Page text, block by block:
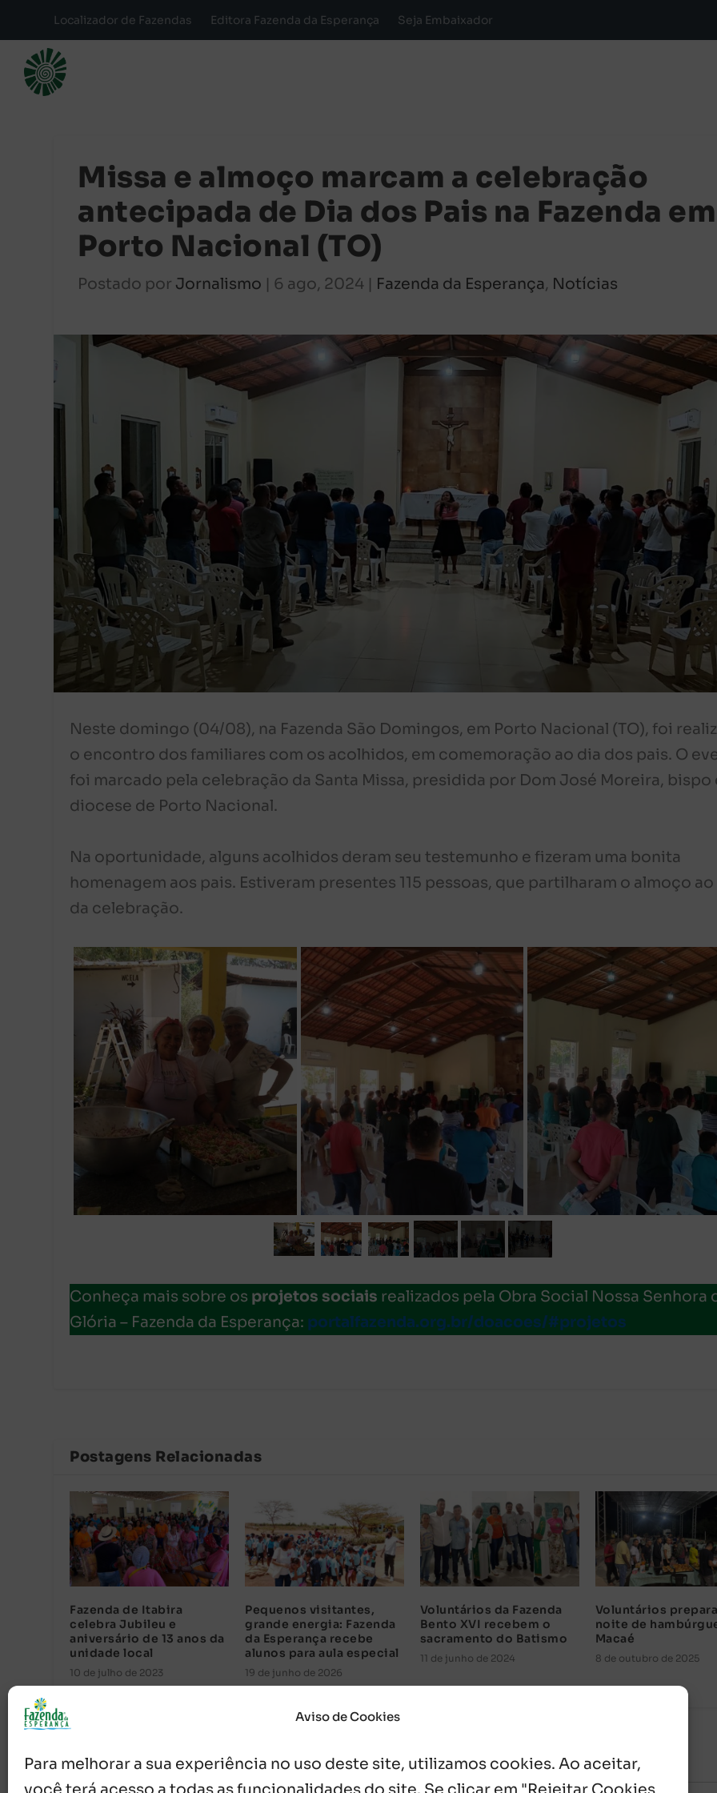
Aviso de Cookies
Para melhorar a sua experiência no uso deste site, utilizamos cookies. Ao aceitar,
Localizador de Fazendas Editora Fazenda da Esperança Seja Embaixador
Missa e almoço marcam a celebração
antecipada de Dia dos Pais na Fazenda em
Porto Nacional (TO)
Postado por Jornalismo | 6 ago, 2024 | Fazenda da Esperança, Notícias
Neste domingo (04/08), na Fazenda São Domingos, em Porto Nacional (TO), foi
o encontro dos familiares com os acolhidos, em comemoração ao dia dos pais. O
foi marcado pela celebração da Santa Missa, presidida por Dom José Moreira, bispo
diocese de Porto Nacional.
Na oportunidade, alguns acolhidos deram seu testemunho e fizeram uma bonita
homenagem aos pais. Estiveram presentes 115 pessoas, que partilharam o almoço
da celebração.
Conheça mais sobre os projetos sociais realizados pela Obra Social Nossa Senhora
Glória – Fazenda da Esperança: portalfazenda.org.br/doacoes/#projetos
Postagens Relacionadas
Fazenda de Itabira
celebra Jubileu e
aniversário de 13 anos da
unidade local
10 de julho de 2023
Pequenos visitantes,
grande energia: Fazenda
da Esperança recebe
alunos para aula especial
19 de junho de 2026
Voluntários da Fazenda
Bento XVI recebem o
sacramento do Batismo
11 de junho de 2024
Voluntários
noite de
Macaé
8 de outubro de 2025